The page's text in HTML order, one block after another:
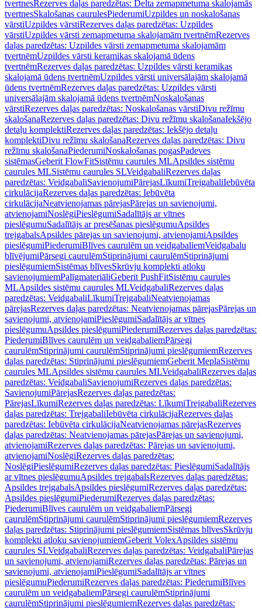
tvertnesRezerves daļas paredzētas: Delta zemapmetuma skalojamās
tvertnesSkalošanas caurulesPiederumiUzpildes un noskalošanas
vārstiUzpildes vārstiRezerves daļas paredzētas: Uzpildes
vārstiUzpildes vārsti zemapmetuma skalojamām tvertnēmRezerves
daļas paredzētas: Uzpildes vārsti zemapmetuma skalojamām
tvertnēmUzpildes vārsti keramikas skalojamā ūdens
tvertnēmRezerves daļas paredzētas: Uzpildes vārsti keramikas
skalojamā ūdens tvertnēmUzpildes vārsti universālajām skalojamā
ūdens tvertnēmRezerves daļas paredzētas: Uzpildes vārsti
universālajām skalojamā ūdens tvertnēmNoskalošanas
vārstiRezerves daļas paredzētas: Noskalošanas vārstiDivu režīmu
skalošanaRezerves daļas paredzētas: Divu režīmu skalošanaIekšējo
detaļu komplektiRezerves daļas paredzētas: Iekšējo detaļu
komplektiDivu režīmu skalošanaRezerves daļas paredzētas: Divu
režīmu skalošanaPiederumiNoskalošanas pogasPadeves
sistēmasGeberit FlowFitSistēmu caurules MLApsildes sistēmu
caurules MLSistēmu caurules SLVeidgabaliRezerves daļas
paredzētas: VeidgabaliSavienojumiPārejasLīkumiTrejgabaliIebūvēta
cirkulācijaRezerves daļas paredzētas: Iebūvēta
cirkulācijaNeatvienojamas pārejasPārejas un savienojumi,
atvienojamiNoslēgiPieslēgumiSadalītājs ar vītnes
pieslēgumuSadalītājs ar presēšanas pieslēgumuApsildes
trejgabalsApsildes pārejas un savienojumi, atvienojamiApsildes
pieslēgumiPiederumiBlīves caurulēm un veidgabaliemVeidgabalu
blīvējumiPārsegi caurulēmStiprinājumi caurulēmStiprinājumi
pieslēgumiemSistēmas blīvesSkrūvju komplekti atloku
savienojumiemPalīgmateriāliGeberit PushFitSistēmu caurules
MLApsildes sistēmu caurules MLVeidgabaliRezerves daļas
paredzētas: VeidgabaliLīkumiTrejgabaliNeatvienojamas
pārejasRezerves daļas paredzētas: Neatvienojamas pārejasPārejas un
savienojumi, atvienojamiPieslēgumiSadalītājs ar vītnes
pieslēgumuApsildes pieslēgumiPiederumiRezerves daļas paredzētas:
PiederumiBlīves caurulēm un veidgabaliemPārsegi
caurulēmStiprinājumi caurulēmStiprinājumi pieslēgumiemRezerves
daļas paredzētas: Stiprinājumi pieslēgumiemGeberit MeplaSistēmu
caurules MLApsildes sistēmu caurules MLVeidgabaliRezerves daļas
paredzētas: VeidgabaliSavienojumiRezerves daļas paredzētas:
SavienojumiPārejasRezerves daļas paredzētas:
PārejasLīkumiRezerves daļas paredzētas: LīkumiTrejgabaliRezerves
daļas paredzētas: TrejgabaliIebūvēta cirkulācijaRezerves daļas
paredzētas: Iebūvēta cirkulācijaNeatvienojamas pārejasRezerves
daļas paredzētas: Neatvienojamas pārejasPārejas un savienojumi,
atvienojamiRezerves daļas paredzētas: Pārejas un savienojumi,
atvienojamiNoslēgiRezerves daļas paredzētas:
NoslēgiPieslēgumiRezerves daļas paredzētas: PieslēgumiSadalītājs
ar vītnes pieslēgumuApsildes trejgabalsRezerves daļas paredzētas:
Apsildes trejgabalsApsildes pieslēgumiRezerves daļas paredzētas:
Apsildes pieslēgumiPiederumiRezerves daļas paredzētas:
PiederumiBlīves caurulēm un veidgabaliemPārsegi
caurulēmStiprinājumi caurulēmStiprinājumi pieslēgumiemRezerves
daļas paredzētas: Stiprinājumi pieslēgumiemSistēmas blīvesSkrūvju
komplekti atloku savienojumiemGeberit VolexApsildes sistēmu
caurules SLVeidgabaliRezerves daļas paredzētas: VeidgabaliPārejas
un savienojumi, atvienojamiRezerves daļas paredzētas: Pārejas un
savienojumi, atvienojamiPieslēgumiSadalītājs ar vītnes
pieslēgumuPiederumiRezerves daļas paredzētas: PiederumiBlīves
caurulēm un veidgabaliemPārsegi caurulēmStiprinājumi
caurulēmStiprinājumi pieslēgumiemRezerves daļas paredzētas: